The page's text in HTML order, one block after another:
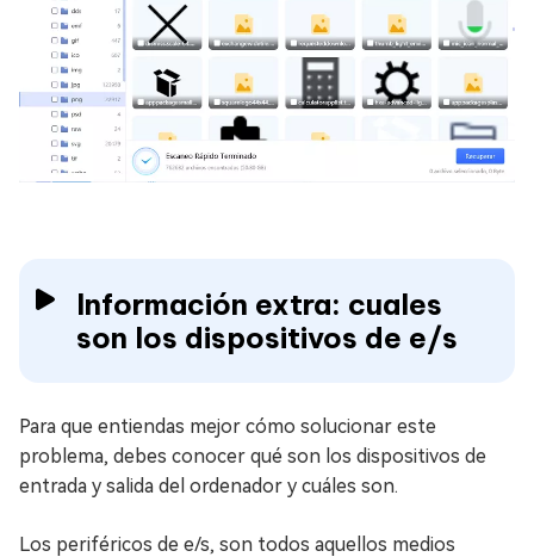
Información extra: cuales
son los dispositivos de e/s
Para que entiendas mejor cómo solucionar este
problema, debes conocer qué son los dispositivos de
entrada y salida del ordenador y cuáles son.
Los periféricos de e/s, son todos aquellos medios